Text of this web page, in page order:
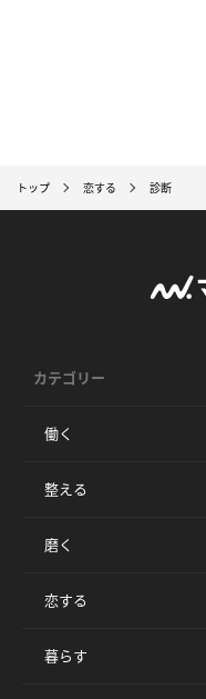
トップ 恋する 診断
カテゴリー
働く
整える
磨く
恋する
暮らす